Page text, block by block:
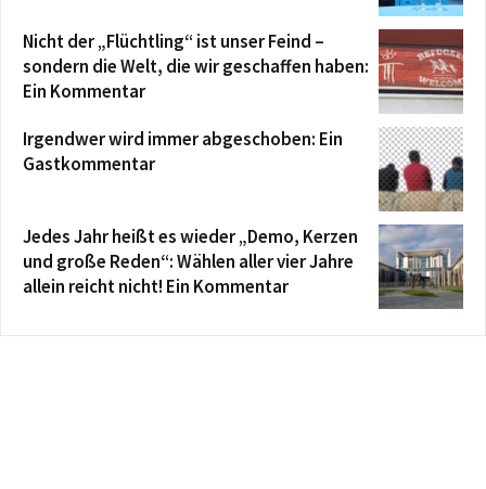
Nicht der „Flüchtling“ ist unser Feind –
sondern die Welt, die wir geschaffen haben:
Ein Kommentar
Irgendwer wird immer abgeschoben: Ein
Gastkommentar
Jedes Jahr heißt es wieder „Demo, Kerzen
und große Reden“: Wählen aller vier Jahre
allein reicht nicht! Ein Kommentar